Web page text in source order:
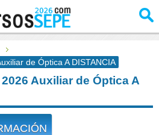
de Óptica A DISTANCIA
Auxiliar de Óptica A